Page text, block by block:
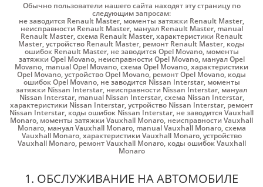
Обычно пользователи нашего сайта находят эту страницу по
следующим запросам:
не заводится Renault Master, моменты затяжки Renault Master,
неисправности Renault Master, мануал Renault Master, manual
Renault Master,схема Renault Master,характеристики Renault
Master,устройство Renault Master, ремонт Renault Master, коды
ошибок Renault Master, не заводится Opel Movano, моменты
затяжки Opel Movano, неисправности Opel Movano, мануал Opel
Movano, manual Opel Movano,схема Opel Movano,характеристики
Opel Movano,устройство Opel Movano, ремонт Opel Movano, коды
ошибок Opel Movano, не заводится Nissan Interstar, моменты
затяжки Nissan Interstar, неисправности Nissan Interstar, мануал
Nissan Interstar, manual Nissan Interstar,схема Nissan Interstar,
характеристики Nissan Interstar,устройство Nissan Interstar, ремонт
Nissan Interstar, коды ошибок Nissan Interstar, не заводится Vauxhall
Monaro, моменты затяжки Vauxhall Monaro, неисправности Vauxhall
Monaro, мануал Vauxhall Monaro, manual Vauxhall Monaro,схема
Vauxhall Monaro,характеристики Vauxhall Monaro,устройство
Vauxhall Monaro, ремонт Vauxhall Monaro, коды ошибок Vauxhall
Monaro
1. ОБСЛУЖИВАНИЕ НА АВТОМОБИЛЕ